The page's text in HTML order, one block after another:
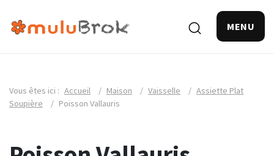
MENU
Vous êtes ici : Accueil / Maison / Vaisselle / Assiette Plat
Soupière
/ Poisson Vallauris